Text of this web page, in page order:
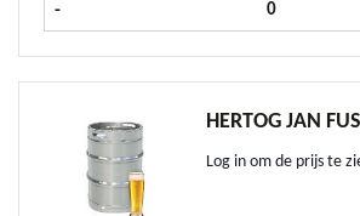
- La Chouffe
HERTOG JAN
Log in om de prijs te